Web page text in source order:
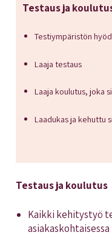
Testaus ja
Testiympäristön
Laaja testaus
Laaja koulutus, joka
Laadukas ja kehuttu
Testaus ja koulutus
Kaikki kehitystyö